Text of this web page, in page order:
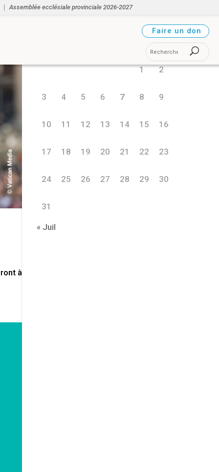
Assemblée ecclésiale provinciale 2026-2027
Faire un don
à
D
1 2
3 4 5 6 7 8 9
10 11 12 13 14 15 16
17 18 19 20 21 22 23
24 25 26 27 28 29 30
31
« Juil